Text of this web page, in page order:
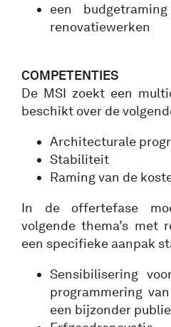
een
renovatiewerken
COMPETENTIES
De MSI zoekt een
beschikt over de
Architecturale
Stabiliteit
Raming van de
In de offertefase
volgende thema’s met
een specifieke aanpak
Sensibilisering
programmering
een bijzonder